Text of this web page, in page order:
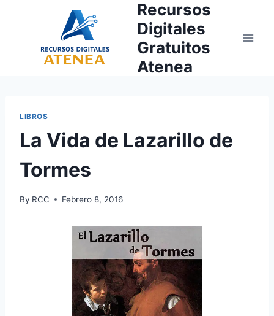
Recursos
Digitales
Gratuitos
Atenea
LIBROS
La Vida de Lazarillo de
Tormes
By RCC Febrero 8, 2016